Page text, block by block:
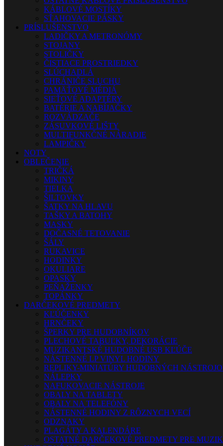
KÁBLOVÉ MOSTÍKY
SŤAHOVACIE PÁSKY
PRÍSLUŠENSTVO
LADIČKY A METRONÓMY
STOJANY
STOLIČKY
ČISTIACE PROSTRIEDKY
SLÚCHADLÁ
CHRÁNIČE SLUCHU
PAMÄŤOVÉ MÉDIÁ
SIEŤOVÉ ADAPTÉRY
BATÉRIE A NABÍJAČKY
ROZVÁDZAČE
ZÁSUVKOVÉ LIŠTY
MULTIFUNKČNÉ NÁRADIE
LAMPIČKY
NOTY
OBLEČENIE
TRIČKÁ
MIKINY
TIELKA
ŠILTOVKY
ŠATKY NA HLAVU
TAŠKY A BATOHY
MASKY
DOČASNÉ TETOVANIE
ŠÁLY
RUKAVICE
HODINKY
OKULIARE
OPASKY
PEŇAŽENKY
TOPÁNKY
DARČEKOVÉ PREDMETY
KĽÚČENKY
HRNČEKY
ŠPERKY PRE HUDOBNÍKOV
PLECHOVÉ TABUĽKY, DEKORÁCIE
MUZIKANTSKÉ HUDOBNÉ USB KĽÚČE
NÁSTENNÉ LP VINYL HODINY
REPLIKY-MINIATÚRY HUDOBNÝCH
NÁLEPKY
NAFUKOVACIE NÁSTROJE
OBALY NA TABLETY
OBALY NA TELEFÓNY
NÁSTENNÉ HODINY Z RÔZNYCH VECÍ
ODZNAKY
PLAGÁTY A KALENDÁRE
OSTATNÉ DARČEKOVÉ PREDMETY PRE